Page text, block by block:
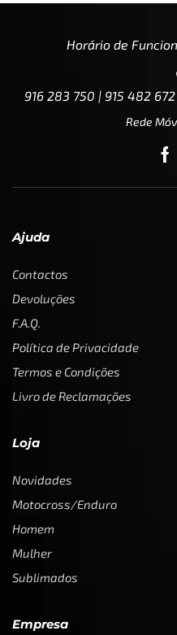
Horário de
916 283 750 | 915 482 672
Rede
Ajuda
Contactos
Devoluções
F.A.Q.
Política de Privacidade
Termos e Condições
Livro de Reclamações
Loja
Novidades
Motocross/Enduro
Homem
Mulher
Sublimados
Empresa